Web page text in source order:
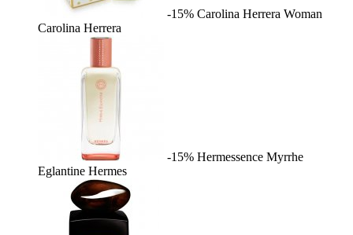
-15% Carolina Herrera Woman
Carolina Herrera
-15% Hermessence Myrrhe
Eglantine Hermes